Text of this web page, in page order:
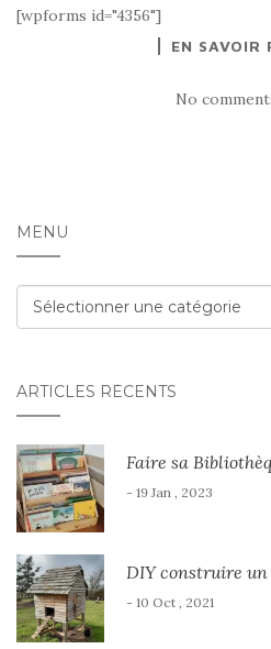
[wpforms id="4356"]
EN SAVOIR
No
MENU
Menu
ARTICLES RÉCENTS
Faire sa
- 19 Jan , 2023
DIY construire
- 10 Oct , 2021